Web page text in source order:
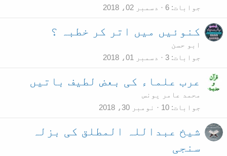
جوابات 6 دسمبر 02، 2018
کنوئیں میں اتر کر خطبہ ؟
ابو حسن
جوابات 3 دسمبر 01، 2018
عرب علماء کی بعض لطیف باتیں
محمد عامر یونس
جوابات 10 نومبر 30، 2018
شیخ عبداللہ المطلق کی بزلہ
سنجی